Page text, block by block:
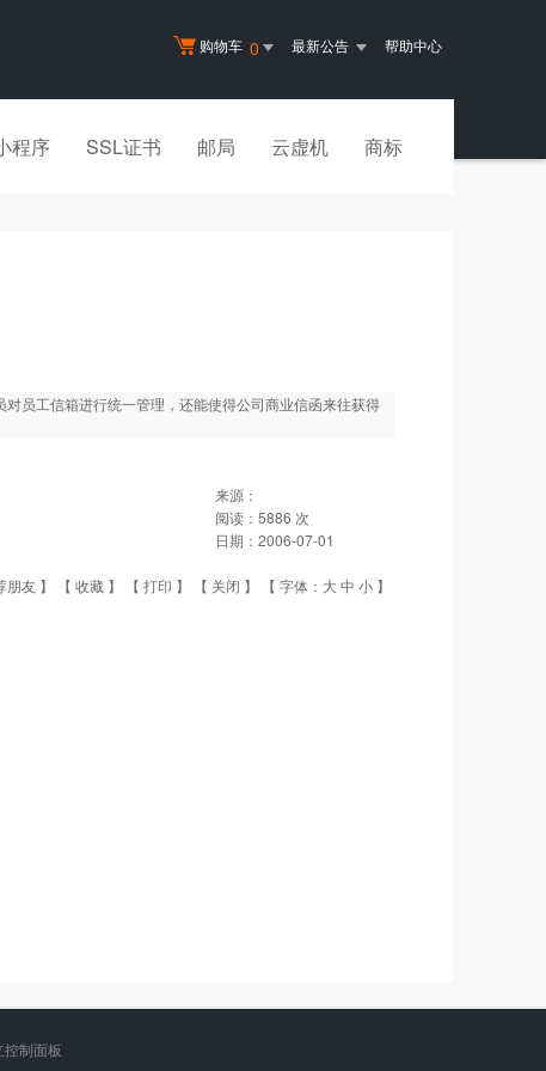
购物车 0 最新公告 帮助中心
程序 SSL证书 邮局 云虚机 商标
员工信箱进行统一管理，还能使得公司商业信函来往获得
来源：
阅读： 5886 次
日期： 2006-07-01
朋友 】 【 收藏 】 【 打印 】 【 关闭 】 【 字体： 大中 小 】
控制面板